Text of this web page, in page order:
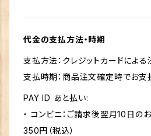
代金の支払方法・時期
支払方法：クレジットカードによ
支払時期：商品注文確定時でお支
PAY ID あと払い:
・ コンビニ：ご請求後翌月10日の
350円（税込）